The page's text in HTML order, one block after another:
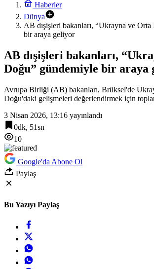
Haberler
Dünya
AB dışişleri bakanları, “Ukrayna ve
bir araya geliyor
AB dışişleri bakanları,
Doğu” gündemiyle bir araya
Avrupa Birliği (AB) bakanları, Brüksel'de
Doğu'daki gelişmeleri değerlendirmek için
3 Nisan 2026, 13:16 yayınlandı
0dk, 51sn
10
Google'da Abone Ol
Paylaş
Bu Yazıyı Paylaş